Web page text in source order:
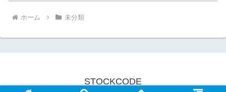
ホーム 未分類
STOCKCODE